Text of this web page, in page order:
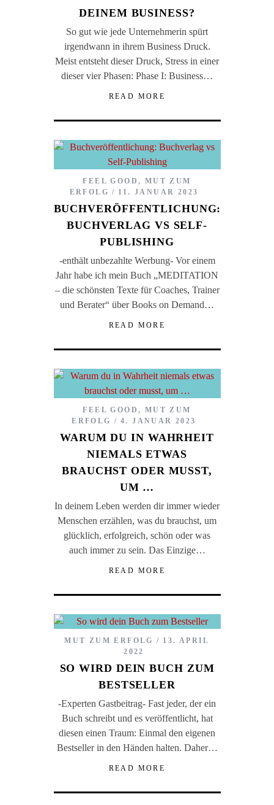
DEINEM BUSINESS?
So gut wie jede Unternehmerin spürt
irgendwann in ihrem Business Druck.
Meist entsteht dieser Druck, Stress in einer
dieser vier Phasen: Phase I: Business…
READ MORE
FEEL GOOD , MUT ZUM
ERFOLG
11. JANUAR 2023
BUCHVERÖFFENTLICHUNG:
BUCHVERLAG VS SELF-
PUBLISHING
-enthält unbezahlte Werbung- Vor einem
Jahr habe ich mein Buch „MEDITATION
– die schönsten Texte für Coaches, Trainer
und Berater“ über Books on Demand…
READ MORE
FEEL GOOD , MUT ZUM
ERFOLG
4. JANUAR 2023
WARUM DU IN WAHRHEIT
NIEMALS ETWAS
BRAUCHST ODER MUSST,
UM …
In deinem Leben werden dir immer wieder
Menschen erzählen, was du brauchst, um
glücklich, erfolgreich, schön oder was
auch immer zu sein. Das Einzige…
READ MORE
MUT ZUM ERFOLG
13. APRIL
2022
SO WIRD DEIN BUCH ZUM
BESTSELLER
-Experten Gastbeitrag- Fast jeder, der ein
Buch schreibt und es veröffentlicht, hat
diesen einen Traum: Einmal den eigenen
Bestseller in den Händen halten. Daher…
READ MORE